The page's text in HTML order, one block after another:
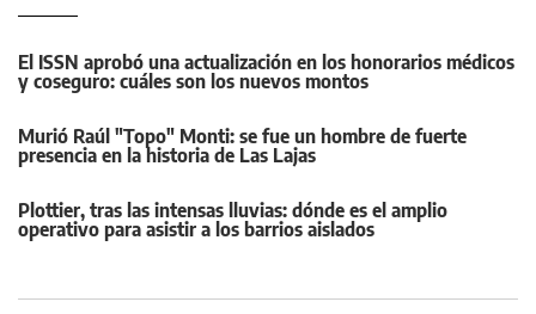
El ISSN aprobó una actualización en los honorarios médicos
y coseguro: cuáles son los nuevos montos
Murió Raúl "Topo" Monti: se fue un hombre de fuerte
presencia en la historia de Las Lajas
Plottier, tras las intensas lluvias: dónde es el amplio
operativo para asistir a los barrios aislados